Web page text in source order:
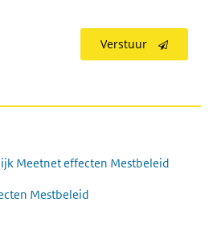
Verstuur
Meetnet effecten Mestbeleid
Mestbeleid